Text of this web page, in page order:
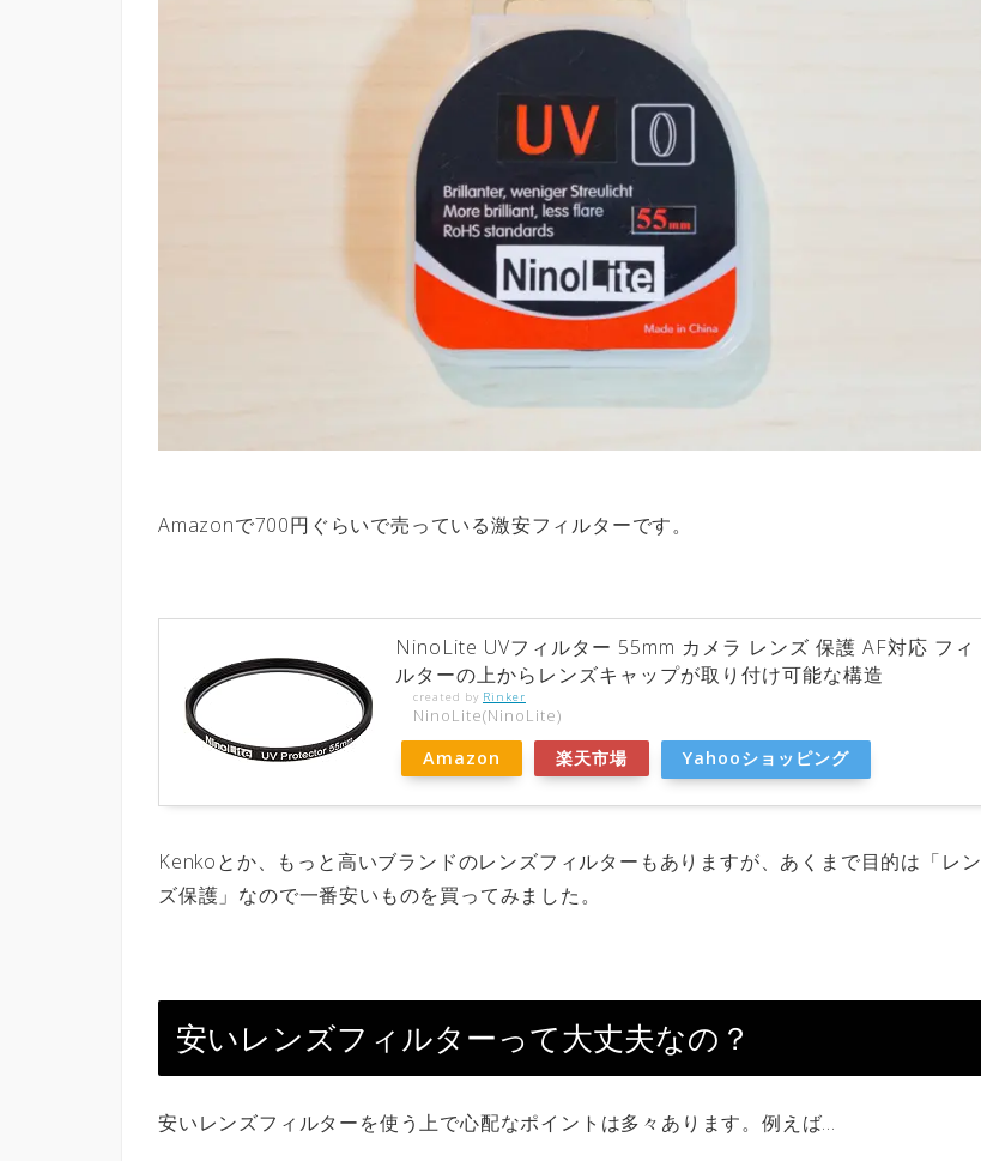
Amazonで700円ぐらいで売っている激安フィルターです。
NinoLite UVフィルター 55mm カメラ レンズ 保護 AF対応 フィ
ルターの上からレンズキャップが取り付け可能な構造
created by Rinker
NinoLite(NinoLite)
Amazon 楽天市場 Yahooショッピング
Kenkoとか、もっと高いブランドのレンズフィルターもありますが、あくまで目的は「レン
ズ保護」なので一番安いものを買ってみました。
安いレンズフィルターって大丈夫なの？
安いレンズフィルターを使う上で心配なポイントは多々あります。例えば…